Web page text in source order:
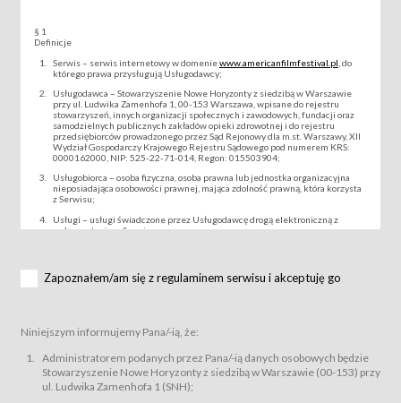
§ 1
Definicje
Serwis – serwis internetowy w domeniewww.americanfilmfestival.pl , do
którego prawa przysługują Usługodawcy;
Usługodawca – Stowarzyszenie Nowe Horyzonty z siedzibą w Warszawie
przy ul. Ludwika Zamenhofa 1, 00-153 Warszawa, wpisane do rejestru
stowarzyszeń, innych organizacji społecznych i zawodowych, fundacji oraz
samodzielnych publicznych zakładów opieki zdrowotnej i do rejestru
przedsiębiorców prowadzonego przez Sąd Rejonowy dla m.st. Warszawy, XII
Wydział Gospodarczy Krajowego Rejestru Sądowego pod numerem KRS:
0000162000, NIP: 525-22-71-014, Regon: 015503904;
Usługobiorca – osoba fizyczna, osoba prawna lub jednostka organizacyjna
nieposiadająca osobowości prawnej, mająca zdolność prawną, która korzysta
z Serwisu;
Usługi – usługi świadczone przez Usługodawcę drogą elektroniczną z
wykorzystaniem Serwisu;
za pośrednictwem Serwisu;
podmiotom z branży mediów i filmowej (Akredytacje);
Bilety – wybrane dokumenty potwierdzające zawarcie umowy z
Usługodawcą i uprawniające do wzięcia udziału w Wydarzeniu,
przewidziane przez Usługodawcę dla danego Wydarzenia, tj. uprawniające
do uczestnictwa w wielu albo w pojedynczych seansach filmowych,
Zapoznałem/am się z regulaminem serwisu i akceptuję go
Niniejszym informujemy Pana/-ią, że:
Administratorem podanych przez Pana/-ią danych osobowych będzie
Stowarzyszenie Nowe Horyzonty z siedzibą w Warszawie (00-153) przy
ul. Ludwika Zamenhofa 1 (SNH);